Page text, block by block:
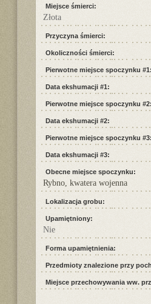
Miejsce śmierci:
Złota
Przyczyna śmierci:
Okoliczności śmierci:
Pierwotne miejsce spoczynku #1:
Data ekshumacji #1:
Pierwotne miejsce spoczynku #2:
Data ekshumacji #2:
Pierwotne miejsce spoczynku #3:
Data ekshumacji #3:
Obecne miejsce spoczynku:
Rybno, kwatera wojenna
Lokalizacja grobu:
Upamiętniony:
Nie
Forma upamiętnienia:
Przedmioty znalezione przy
Miejsce przechowywania ww.